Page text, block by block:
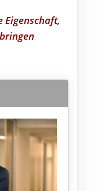
Eigenschaft,